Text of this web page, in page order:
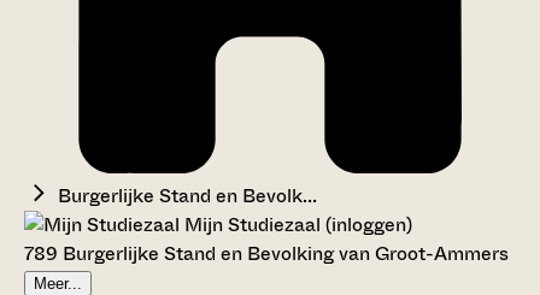
Burgerlijke Stand en Bevolk...
Mijn Studiezaal (inloggen)
789 Burgerlijke Stand en Bevolking van Groot-Ammers
Meer...